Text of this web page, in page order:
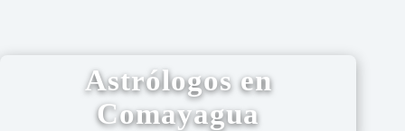
Astrólogos en
Comayagua